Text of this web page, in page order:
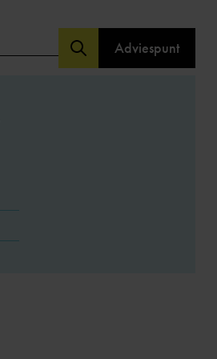
Adviespunt